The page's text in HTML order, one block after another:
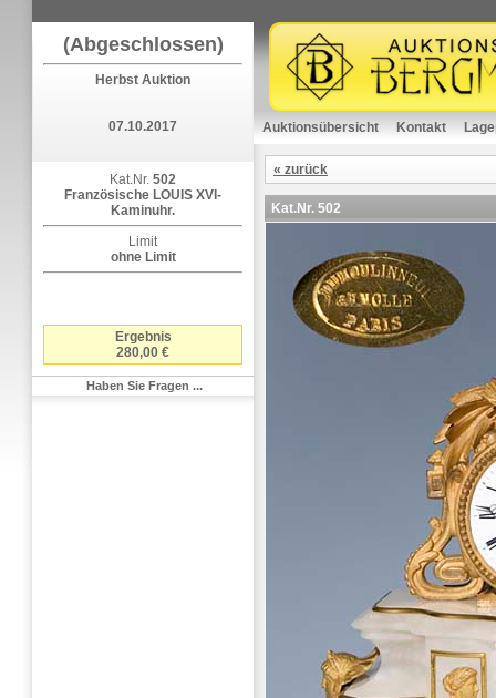
(Abgeschlossen)
Herbst Auktion
07.10.2017
Kat.Nr. 502
Französische LOUIS XVI-
Kaminuhr.
Limit
ohne Limit
Ergebnis
280,00 €
Haben Sie Fragen ...
Auktionsübersicht Kontakt
« zurück
Kat.Nr. 502